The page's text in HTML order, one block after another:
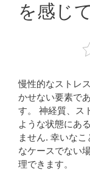
を感じ
慢性的なストレ
かせない要素で
す。 神経質、ス
ような状態にあ
ません. 幸いな
なケースでない
理できます。